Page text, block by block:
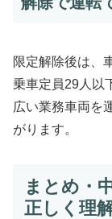
限定解除後は、
乗車定員29人以
広い業務車両を
がります。
まとめ・
正しく理